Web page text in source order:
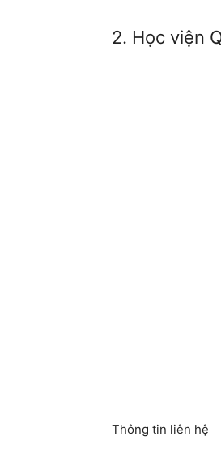
2. Học viện
Thông tin liên hệ